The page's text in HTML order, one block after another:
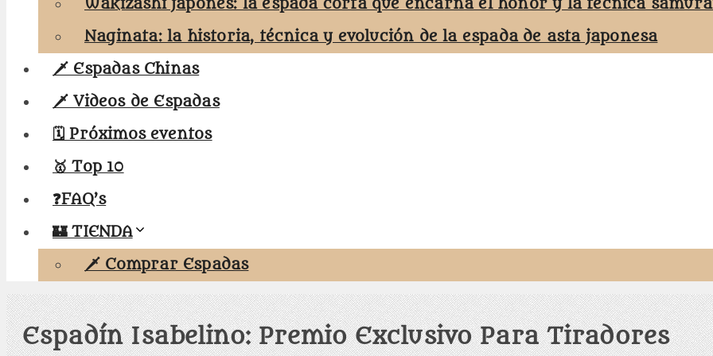
Wakizashi japonés: la espada corta que encarna el honor y la técnica
Naginata: la historia, técnica y evolución de la espada de asta japonesa
🗡️ Espadas Chinas
🗡️ Videos de Espadas
🗓️ Próximos eventos
🥇 Top 10
❓FAQ’s
🏰 TIENDA
🗡️ Comprar Espadas
Espadín Isabelino: Premio Exclusivo Para Tiradores